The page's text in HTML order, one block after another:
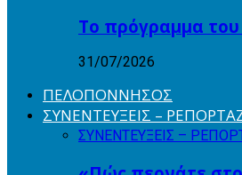
Το πρόγραμμα
31/07/2026
ΠΕΛΟΠΟΝΝΗΣΟΣ
ΣΥΝΕΝΤΕΥΞΕΙΣ –
ΣΥΝΕΝΤΕΥΞΕΙΣ –